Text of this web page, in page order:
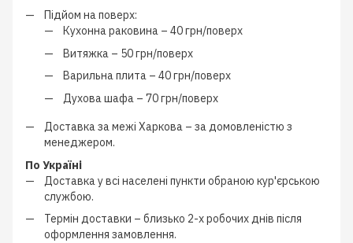
Підйом на поверх:
Кухонна раковина – 40 грн/поверх
Витяжка – 50 грн/поверх
Варильна плита – 40 грн/поверх
Духова шафа – 70 грн/поверх
Доставка за межі Харкова – за домовленістю з
менеджером.
По Україні
Доставка у всі населені пункти обраною кур'єрською
службою.
Термін доставки – близько 2-х робочих днів після
оформлення замовлення.